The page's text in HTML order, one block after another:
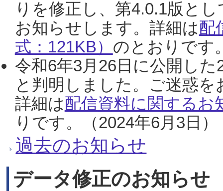
りを修正し、第4.0.1版と
お知らせします。詳細は配
式：121KB） のとおりです
令和6年3月26日に公開し
と判明しました。ご迷惑
詳細は配信資料に関するお
りです。（2024年6月3日）
過去のお知らせ
データ修正のお知らせ